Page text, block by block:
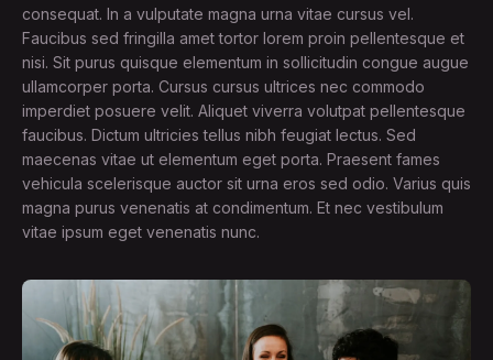
consequat. In a vulputate magna urna vitae cursus vel.
Faucibus sed fringilla amet tortor lorem proin pellentesque et
nisi. Sit purus quisque elementum in sollicitudin congue augue
ullamcorper porta. Cursus cursus ultrices nec commodo
imperdiet posuere velit. Aliquet viverra volutpat pellentesque
faucibus. Dictum ultricies tellus nibh feugiat lectus. Sed
maecenas vitae ut elementum eget porta. Praesent fames
vehicula scelerisque auctor sit urna eros sed odio. Varius quis
magna purus venenatis at condimentum. Et nec vestibulum
vitae ipsum eget venenatis nunc.